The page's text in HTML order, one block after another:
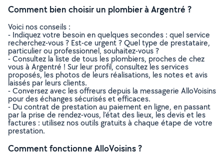
Comment bien choisir un plombier à Argentré ?
Voici nos conseils :
- Indiquez votre besoin en quelques secondes : quel service
recherchez-vous ? Est-ce urgent ? Quel type de prestataire,
particulier ou professionnel, souhaitez-vous ?
- Consultez la liste de tous les plombiers, proches de chez
vous à Argentré ! Sur leur profil, consultez les services
proposés, les photos de leurs réalisations, les notes et avis
laissés par leurs clients.
- Conversez avec les offreurs depuis la messagerie AlloVoisins
pour des échanges sécurisés et efficaces.
- Du contrat de prestation au paiement en ligne, en passant
par la prise de rendez-vous, l’état des lieux, les devis et les
factures : utilisez nos outils gratuits à chaque étape de votre
prestation.
Comment fonctionne AlloVoisins ?